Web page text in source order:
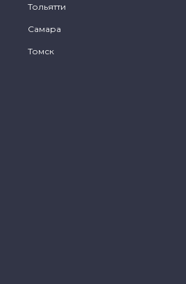
Тольятти
Самара
Томск